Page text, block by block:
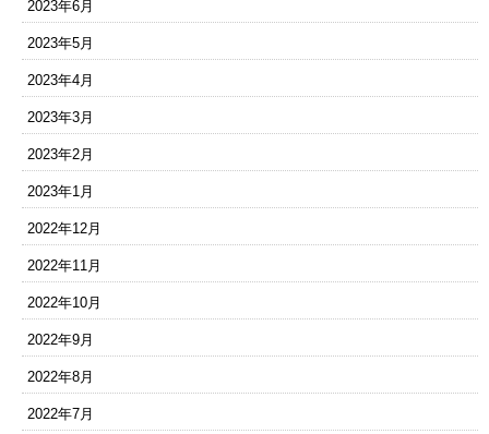
2023年6月
2023年5月
2023年4月
2023年3月
2023年2月
2023年1月
2022年12月
2022年11月
2022年10月
2022年9月
2022年8月
2022年7月